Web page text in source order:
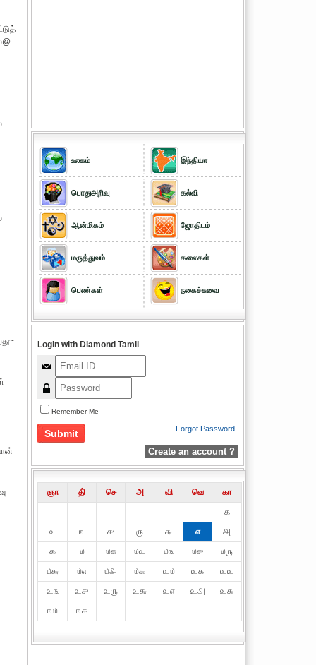
உலகம்
பொதுஅறிவு
ஆன்மிகம்
மருத்துவம்
பெண்கள்
இந்தியா
கல்வி
ஜோதிடம்
கலைகள்
நகைச்சுவை
Login with Diamond Tamil
Remember Me
Forgot Password
Create an account ?
ஞா தி் செ அ வி வெ
கா
௧
௨
௩ ௪ ௫ ௬ ௭
௮
௯
௰ ௰௧ ௰௨ ௰௩ ௰௪
௰௫
௰௬
௰௭ ௰௮ ௰௯ ௨௰ ௨௧
௨௨
௨௩
௨௪ ௨௫ ௨௬ ௨௭ ௨௮
௨௯
௩௰
௩௧